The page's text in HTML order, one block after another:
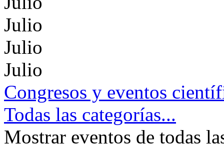
Julio
Julio
Julio
Congresos y eventos
Todas las categorías...
Mostrar eventos de todas